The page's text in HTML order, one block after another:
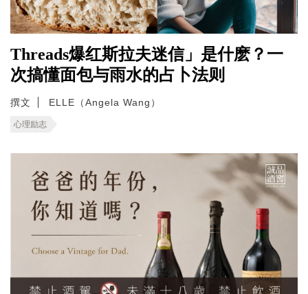
Threads爆红斯拉夫迷信」是什麽？一
次搞懂面包与雨水的占卜法则
撰文 ELLE（Angela Wang）
心理励志